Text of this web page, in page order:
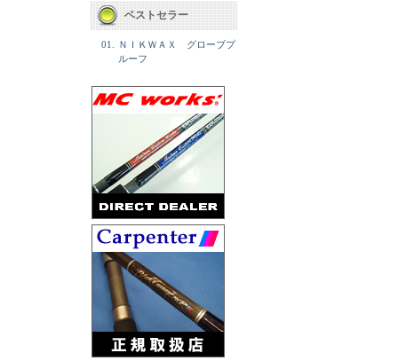
ベストセラー
01.
ＮＩＫＷＡＸ グローブプ
ルーフ